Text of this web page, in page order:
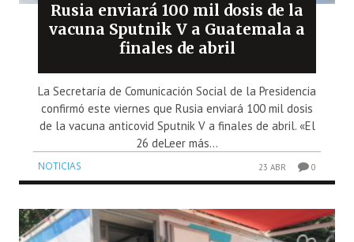
Rusia enviará 100 mil dosis de la
vacuna Sputnik V a Guatemala a
finales de abril
La Secretaría de Comunicación Social de la Presidencia
confirmó este viernes que Rusia enviará 100 mil dosis
de la vacuna anticovid Sputnik V a finales de abril. «El
26 deLeer más...
NOTICIAS 23 ABR 0